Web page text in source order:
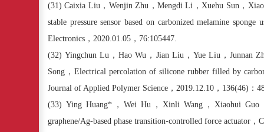
(31)Caixia Liu ， Wenjin Zhu ，Mengdi Li ， Xuehu Sun ，
stable pressure sensor based on carbonized melamine
Electronics ， 2020.01.05 ， 76:105447.
(32)Yingchun Lu ，Hao Wu ， Jian Liu ， Yue Liu ，Junnan
Song ， Electrical percolation of silicone rubber filled by
Journal of Applied Polymer Science ， 2019.12.10 ， 136(46) ：
(33) Ying Huang*， Wei Hu ， Xinli Wang， Xiaohui Guo
graphene/Ag-based phase transition-controlled force actuator ，